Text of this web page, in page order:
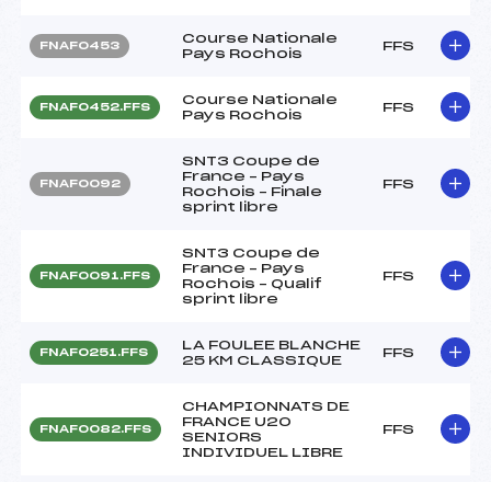
FNAF0453
Course Nationale
Pays Rochois
FFS
FNAF0452.FFS
Course Nationale
Pays Rochois
FFS
FNAF0092
SNT3 Coupe de
France – Pays
Rochois – Finale
sprint libre
FFS
FNAF0091.FFS
SNT3 Coupe de
France – Pays
Rochois – Qualif
sprint libre
FFS
FNAF0251.FFS
LA FOULEE BLANCHE
25 KM CLASSIQUE
FFS
FNAF0082.FFS
CHAMPIONNATS DE
FRANCE U20
SENIORS
INDIVIDUEL LIBRE
FFS